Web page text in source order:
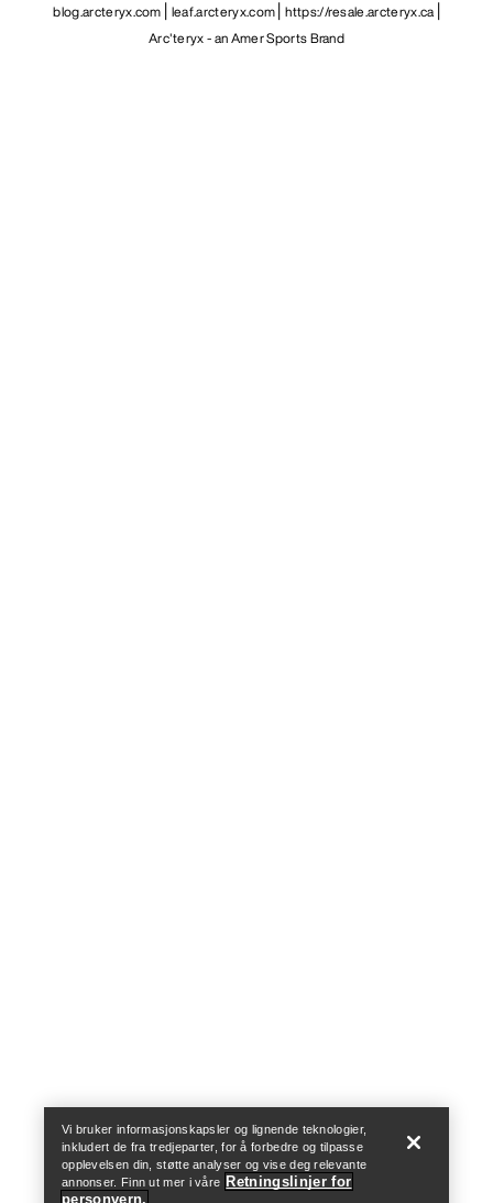
Help
blog.arcteryx.com leaf.arcteryx.com https://resale.arcteryx.ca
Arc'teryx - an Amer Sports Brand
Vi bruker informasjonskapsler og lignende teknologier,
inkludert de fra tredjeparter, for å forbedre og tilpasse
opplevelsen din, støtte analyser og vise deg relevante
annonser. Finn ut mer i våre Retningslinjer for
personvern.